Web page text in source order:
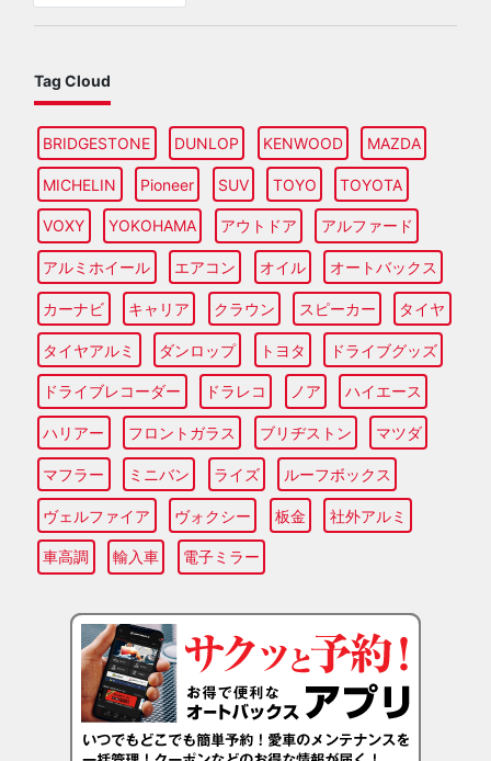
Tag Cloud
BRIDGESTONE DUNLOP KENWOOD MAZDA
MICHELIN Pioneer SUV TOYO TOYOTA
VOXY YOKOHAMA アウトドア アルファード
アルミホイール エアコン オイル オートバックス
カーナビ キャリア クラウン スピーカー タイヤ
タイヤアルミ ダンロップ トヨタ ドライブグッズ
ドライブレコーダー ドラレコ ノア ハイエース
ハリアー フロントガラス ブリヂストン マツダ
マフラー ミニバン ライズ ルーフボックス
ヴェルファイア ヴォクシー 板金 社外アルミ
車高調 輸入車 電子ミラー